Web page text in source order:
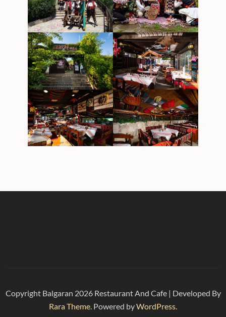
Copyright Balgaran 2026 Restaurant And Cafe | Developed By
Rara Theme. Powered byWordPress.